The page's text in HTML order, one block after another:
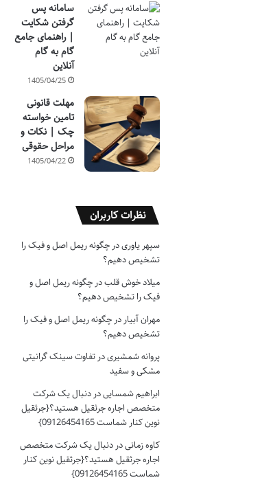
سامانه پس
گرفتن شکایت
| راهنمای جامع
گام به گام
آنلاین
1405/04/25
مهلت قانونی
تامین خواسته
چک | نکات و
مراحل حقوقی
1405/04/22
نظرات کاربران
سپهر یاوریدرچگونه ریمل اصل و فیک را
تشخیص دهیم؟
میلاد خوش قلبدرچگونه ریمل اصل و
فیک را تشخیص دهیم؟
مهران آبیار درچگونه ریمل اصل و فیک را
تشخیص دهیم؟
پروانه شمشیریدرتفاوت سینک گرانیتی
مشکی و سفید
ابراهیم شمساییدردنبال یک شرکت
متخصص اجاره جرثقیل هستید؟{جرثقیل
نوین کنار شماست 09126454165}
کاوه زمانیدردنبال یک شرکت متخصص
اجاره جرثقیل هستید؟{جرثقیل نوین کنار
شماست 09126454165}